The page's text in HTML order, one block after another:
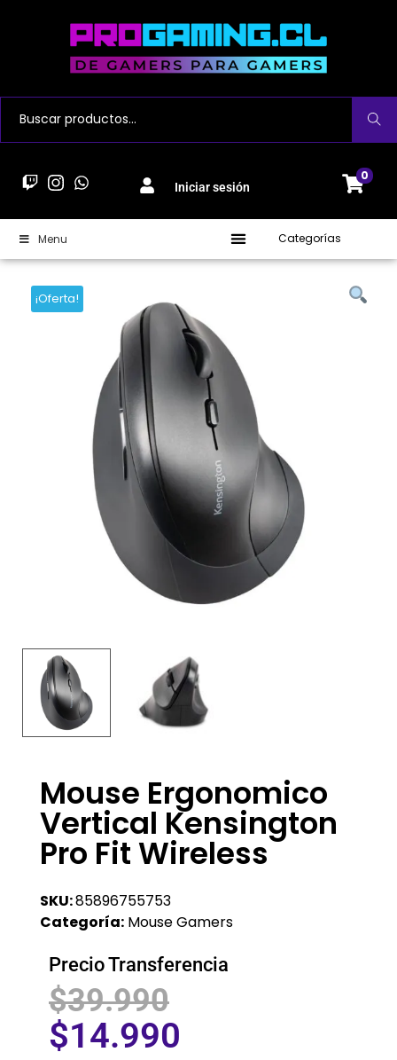
Buscar
Iniciar sesión
0
Menu Categorías
¡Oferta!
Mouse Ergonomico
Vertical Kensington
Pro Fit Wireless
SKU:85896755753
Categoría: Mouse Gamers
Precio Transferencia
$39.990
$14.990